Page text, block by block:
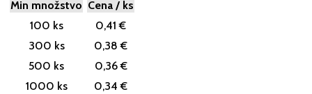
Min množstvo Cena / ks
100 ks
0,41 €
300 ks
0,38 €
500 ks
0,36 €
1000 ks
0,34 €